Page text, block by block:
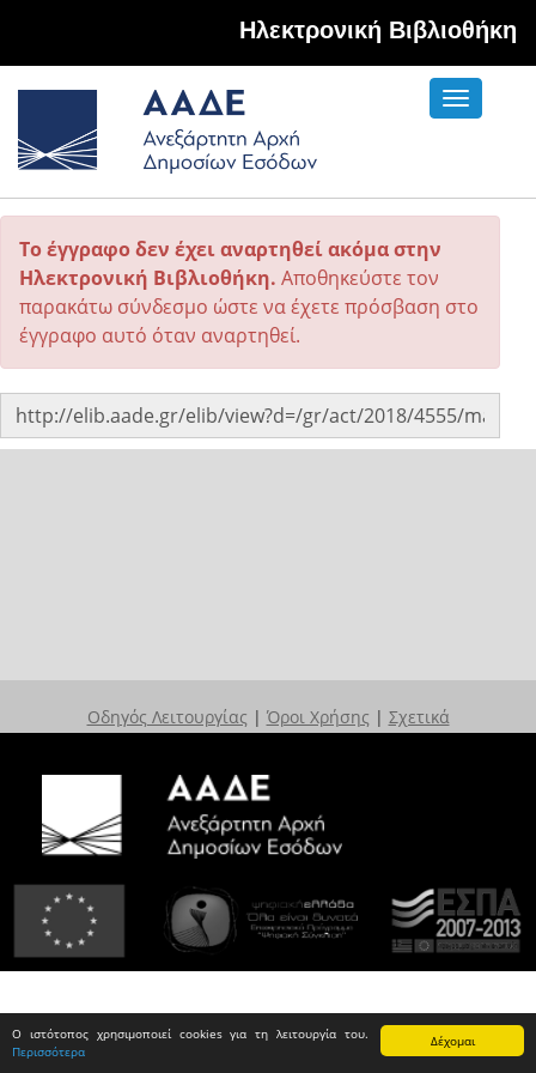
Δέχομαι
Ο ιστότοπος χρησιμοποιεί cookies για τη λειτουργία του.
Περισσότερα
Hλεκτρονική Βιβλιοθήκη
Toggle
Το έγγραφο δεν έχει αναρτηθεί ακόμα στην
Ηλεκτρονική Βιβλιοθήκη. Αποθηκεύστε τον
παρακάτω σύνδεσμο ώστε να έχετε πρόσβαση στο
έγγραφο αυτό όταν αναρτηθεί.
Οδηγός Λειτουργίας | Όροι Χρήσης | Σχετικά